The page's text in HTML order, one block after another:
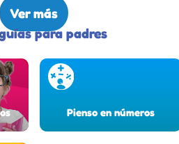
Ver más
para padres
Pienso en números